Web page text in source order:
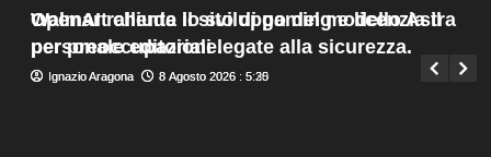
principale
Giuseppe Recca 8 Agosto 2026 : 7:45
Walmart chiude il sito di gaming e licenzia il
personale editoriale.
Ignazio Aragona 8 Agosto 2026 : 5:30
OpenAI rallenta lo sviluppo del modello Astra
per preoccupazioni legate alla sicurezza.
Ignazio Aragona 8 Agosto 2026 : 5:25
4
Il midi dress azzurro di Harriet